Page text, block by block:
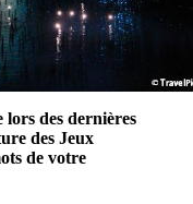
lors des dernières
des Jeux
de votre